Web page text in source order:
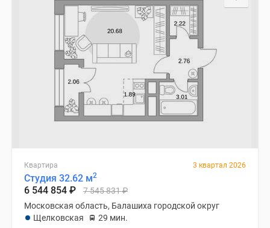
Квартира 3 квартал 2026
Студия 32.62 м2
6 544 854 ₽ 7 545 831₽
Московская область, Балашиха городской округ
Щелковская
29 мин.